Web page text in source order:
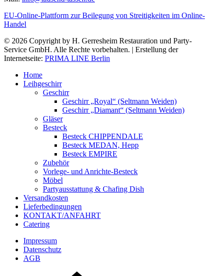
EU-Online-Plattform zur Beilegung von Streitigkeiten im Online-
Handel
© 2026 Copyright by H. Gerresheim Restauration und Party-
Service GmbH. Alle Rechte vorbehalten. | Erstellung der
Internetseite: PRIMA LINE Berlin
Home
Leihgeschirr
Geschirr
Geschirr „Royal“ (Seltmann Weiden)
Geschirr „Diamant“ (Seltmann Weiden)
Gläser
Besteck
Besteck CHIPPENDALE
Besteck MEDAN, Hepp
Besteck EMPIRE
Zubehör
Vorlege- und Anrichte-Besteck
Möbel
Partyausstattung & Chafing Dish
Versandkosten
Lieferbedingungen
KONTAKT/ANFAHRT
Catering
Impressum
Datenschutz
AGB